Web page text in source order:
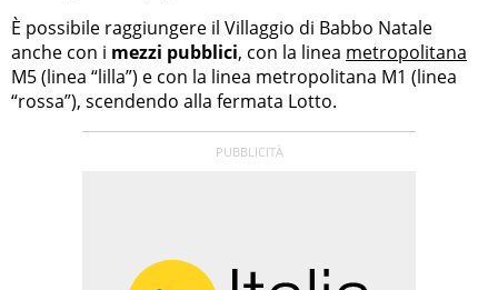
È possibile raggiungere il Villaggio di Babbo Natale
anche con i mezzi pubblici, con la linea metropolitana
M5 (linea “lilla”) e con la linea metropolitana M1 (linea
“rossa”), scendendo alla fermata Lotto.